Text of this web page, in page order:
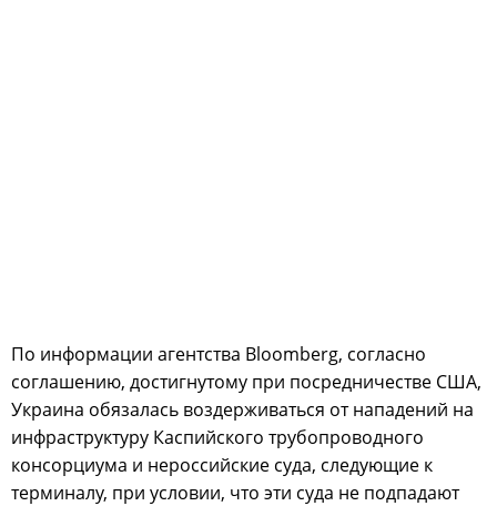
По информации агентства Bloomberg, согласно
соглашению, достигнутому при посредничестве США,
Украина обязалась воздерживаться от нападений на
инфраструктуру Каспийского трубопроводного
консорциума и нероссийские суда, следующие к
терминалу, при условии, что эти суда не подпадают